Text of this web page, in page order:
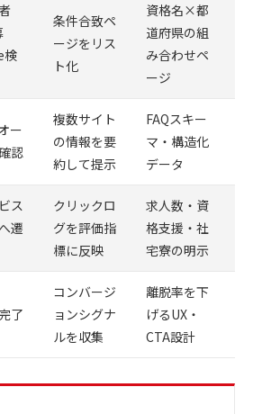
検
条件合致ペ
ージをリス
ト化
資格名×都
道府県の組
み合わせペ
ージ
ー
認
複数サイト
の情報を要
約して提示
FAQスキー
マ・構造化
データ
ス
遷
クリックロ
グを評価指
標に反映
求人数・資
格支援・社
宅寮の明示
了
コンバージ
ョンシグナ
ルを収集
離脱率を下
げるUX・
CTA設計